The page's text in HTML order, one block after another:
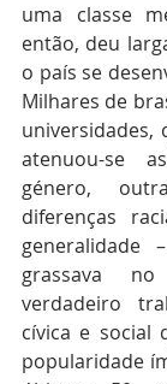
uma classe
então, deu
o país se
Milhares de
universidades,
atenuou-se
género,
diferenças
grassava
verdadeiro
cívica e social
popularidade